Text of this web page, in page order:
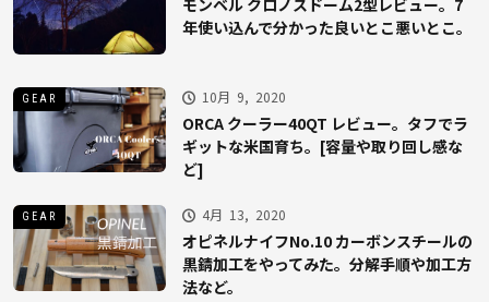
年使い込んで分かった良いとこ悪いとこ。
GEAR 10月 9, 2020
ORCA クーラー40QT レビュー。タフでラ
ギットな米国育ち。[容量や取り回し感な
ど]
GEAR 4月 13, 2020
オピネルナイフNo.10 カーボンスチールの
黒錆加工をやってみた。分解手順や加工方
法など。